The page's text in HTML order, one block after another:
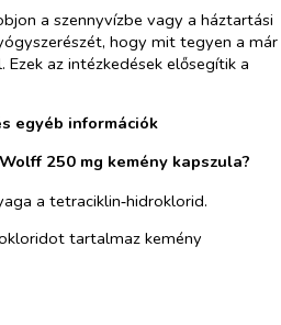
a szennyvízbe vagy a háztartási
hogy mit tegyen a már
az intézkedések elősegítik a
egyéb információk
250 mg kemény kapszula?
a tetraciklin‑hidroklorid.
tartalmaz kemény